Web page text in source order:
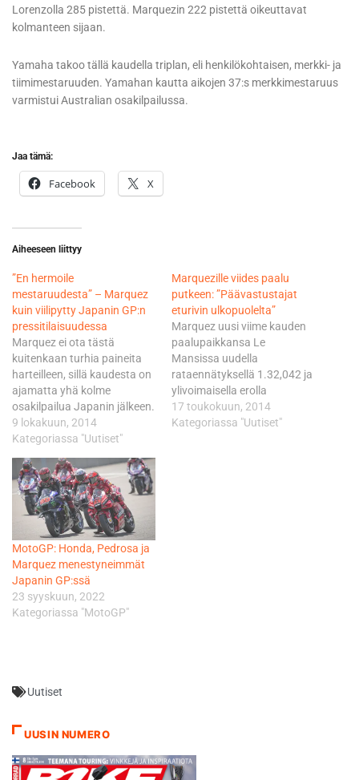
Lorenzolla 285 pistettä. Marquezin 222 pistettä oikeuttavat
kolmanteen sijaan.
Yamaha takoo tällä kaudella triplan, eli henkilökohtaisen, merkki- ja
tiimimestaruuden. Yamahan kautta aikojen 37:s merkkimestaruus
varmistui Australian osakilpailussa.
Jaa tämä:
Facebook X
Aiheeseen liittyy
”En hermoile
mestaruudesta” – Marquez
kuin viilipytty Japanin GP:n
pressitilaisuudessa
Marquez ei ota tästä
kuitenkaan turhia paineita
harteilleen, sillä kaudesta on
ajamatta yhä kolme
osakilpailua Japanin jälkeen.
- En ole hermostunut.
Tavoitteeni on ajaa
maailmanmestariksi, eikä ole
väliä, missä se toteutuu,
kauden 12. voittoaan
jahtaava Marquez totesi
Japanin GP:n
pressitilaisuudessa
torstaina. Jos Marquez tuon
voiton sunnuntaina nappaa,
niin homma on…
9 lokakuun, 2014
Kategoriassa "Uutiset"
Marquezille viides paalu
putkeen: ”Päävastustajat
eturivin ulkopuolelta”
Marquez uusi viime kauden
paalupaikkansa Le
Mansissa uudella
rataennätyksellä 1.32,042 ja
ylivoimaisella erolla
seuraaviin. - Olen todella
iloinen paalupaikasta ja
17 toukokuun, 2014
Kategoriassa "Uutiset"
MotoGP: Honda, Pedrosa ja
Marquez menestyneimmät
Japanin GP:ssä
23 syyskuun, 2022
Kategoriassa "MotoGP"
Uutiset
UUSIN NUMERO